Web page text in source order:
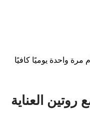
مرة واحدة يوميًا كافيًا
روتين العناية